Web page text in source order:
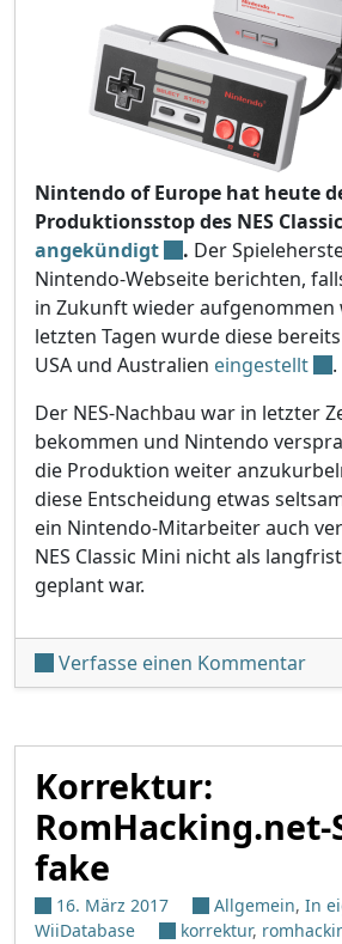
Nintendo of Europe hat heute
Produktionsstop des NES
angekündigt
. Der
Nintendo-Webseite berichten,
in Zukunft wieder aufgenommen
letzten Tagen wurde diese
USA und Australien eingestellt
.
Der NES-Nachbau war in letzter
bekommen und Nintendo
die Produktion weiter
diese Entscheidung etwas
ein Nintendo-Mitarbeiter auch
NES Classic Mini nicht als
geplant war.
Verfasse einen Kommentar
Korrektur:
fake
16. März 2017 Allgemein, In
WiiDatabase
korrektur,